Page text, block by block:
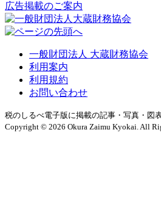
広告掲載のご案内
一般財団法人 大蔵財務協会
利用案内
利用規約
お問い合わせ
税のしるべ電子版に掲載の記事・写真・図
Copyright © 2026 Okura Zaimu Kyokai. All